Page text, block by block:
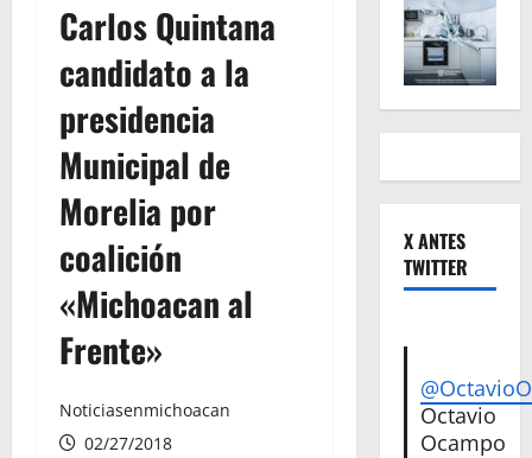
Carlos Quintana
candidato a la
presidencia
Municipal de
Morelia por
coalición
«Michoacan al
Frente»
Noticiasenmichoacan
02/27/2018
X ANTES
TWITTER
Octavio
Ocampo